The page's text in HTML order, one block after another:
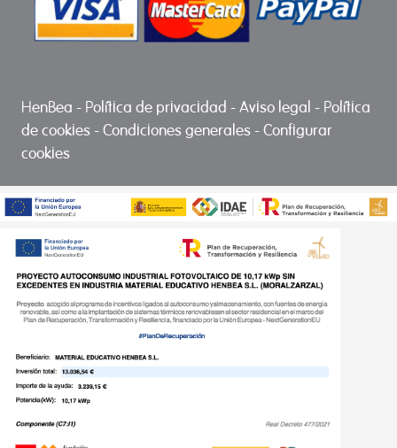
HenBea - Política de privacidad -Aviso legal - Política
de cookies -Condiciones generales -Configurar
cookies